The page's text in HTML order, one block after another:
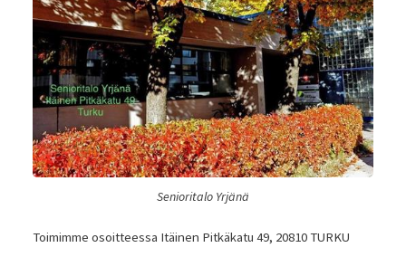
Senioritalo Yrjänä
Toimimme osoitteessa Itäinen Pitkäkatu 49, 20810 TURKU